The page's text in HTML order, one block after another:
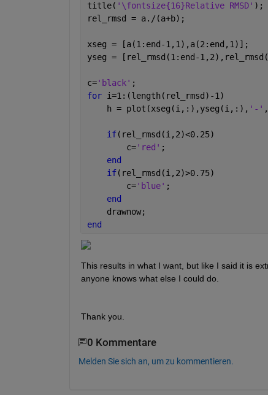
title( '\fontsize{16}Relative RMSD' );
rel_rmsd = a./(a+b);
xseg = [a(1:end-1,1),a(2:end,1)];
yseg = [rel_rmsd(1:end-
c='black' ;
for i=1:(length(rel_rmsd)-1)
    h = plot(xseg(i,:),yseg(i,:),
'-' ,
if(rel_rmsd(i,2)<0.25)
        c=
'red' ;
end
if(rel_rmsd(i,2)>0.75)
        c=
'blue' ;
end
    drawnow;
end
This results in what I want, but like I said it is
anyone knows what else I could do.
Thank you.
0 Kommentare
Melden Sie sich an, um zu kommentieren.